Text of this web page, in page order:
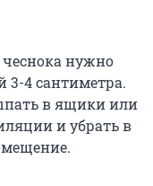
нужно
3-4 сантиметра.
в ящики или
и убрать в